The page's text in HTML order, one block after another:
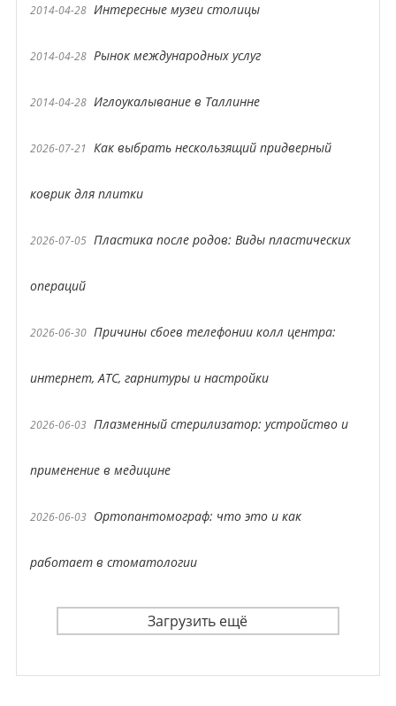
2014-04-28 Интересные музеи столицы
2014-04-28 Рынок международных услуг
2014-04-28 Иглоукалывание в Таллинне
2026-07-21 Как выбрать нескользящий придверный
коврик для плитки
2026-07-05 Пластика после родов: Виды пластических
операций
2026-06-30 Причины сбоев телефонии колл центра:
интернет, АТС, гарнитуры и настройки
2026-06-03 Плазменный стерилизатор: устройство и
применение в медицине
2026-06-03 Ортопантомограф: что это и как
работает в стоматологии
Загрузить ещё